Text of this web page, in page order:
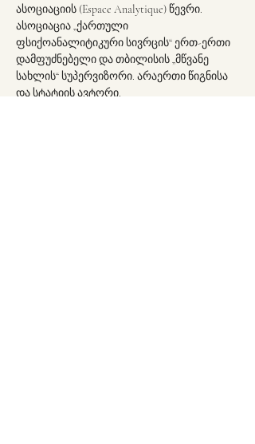
ასოციაციის (Espace Analytique) წევრი.
ასოციაცია „ქართული
ფსიქოანალიტიკური სივრცის“ ერთ-ერთი
დამფუძნებელი და თბილისის „მწვანე
სახლის“ სუპერვიზორი. არაერთი წიგნისა
და სტატიის ავტორი.